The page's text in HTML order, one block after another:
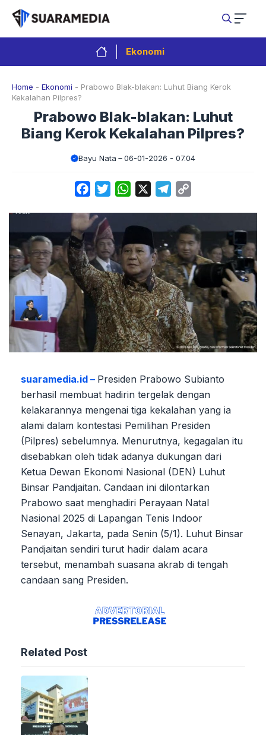
Langsung
isi
Ekonomi
Home - Ekonomi - Prabowo Blak-blakan: Luhut Biang Kerok
Kekalahan Pilpres?
Prabowo Blak-blakan: Luhut
Biang Kerok Kekalahan Pilpres?
Bayu Nata 06-01-2026 - 07.04
FacebookTwitterWhatsApp Telegram
suaramedia.id – Presiden Prabowo Subianto
berhasil membuat hadirin tergelak dengan
kelakarannya mengenai tiga kekalahan yang ia
alami dalam kontestasi Pemilihan Presiden
(Pilpres) sebelumnya. Menurutnya, kegagalan itu
disebabkan oleh tidak adanya dukungan dari
Ketua Dewan Ekonomi Nasional (DEN) Luhut
Binsar Pandjaitan. Candaan ini dilontarkan
Prabowo saat menghadiri Perayaan Natal
Nasional 2025 di Lapangan Tenis Indoor
Senayan, Jakarta, pada Senin (5/1). Luhut Binsar
Pandjaitan sendiri turut hadir dalam acara
tersebut, menambah suasana akrab di tengah
candaan sang Presiden.
Related Post